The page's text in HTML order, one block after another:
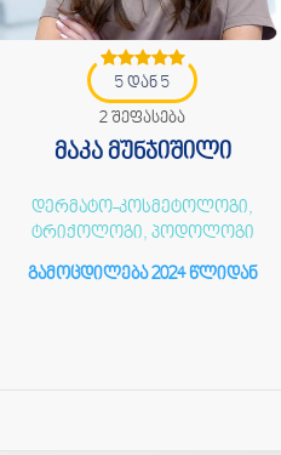
5 დან 5
2 შეფასება
მაკა მუნჯიშილი
დერმატო-კოსმეტოლოგი,
ტრიქოლოგი, პოდოლოგი
გამოცდილება 2024 წლიდან